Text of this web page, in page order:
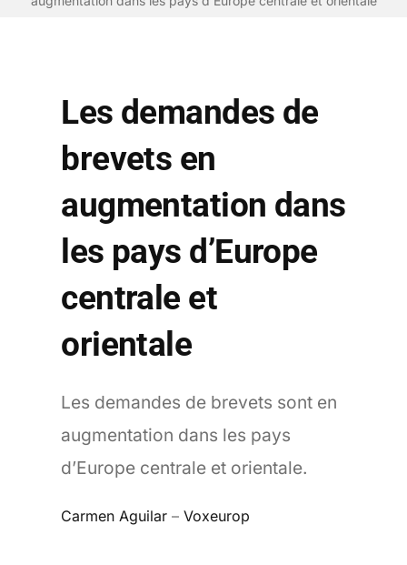
Les demandes de
brevets en
augmentation dans
les pays d’Europe
centrale et
orientale
Les demandes de brevets sont en
augmentation dans les pays
d’Europe centrale et orientale.
Carmen Aguilar –Voxeurop